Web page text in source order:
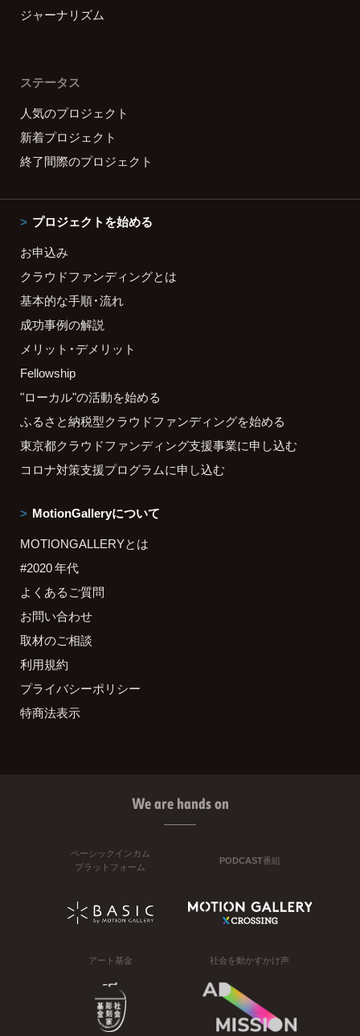
ジャーナリズム
ステータス
人気のプロジェクト
新着プロジェクト
終了間際のプロジェクト
プロジェクトを始める
お申込み
クラウドファンディングとは
基本的な手順・流れ
成功事例の解説
メリット・デメリット
Fellowship
"ローカル"の活動を始める
ふるさと納税型クラウドファンディングを始める
東京都クラウドファンディング支援事業に申し込む
コロナ対策支援プログラムに申し込む
MotionGalleryについて
MOTIONGALLERYとは
#2020 年代
よくあるご質問
お問い合わせ
取材のご相談
利用規約
プライバシーポリシー
特商法表示
We are hands on
ベーシックインカム
プラットフォーム
PODCAST番組
アート基金 社会を動かすかけ声